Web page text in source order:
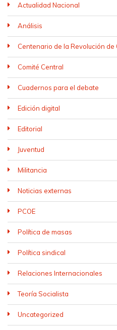
Actualidad Nacional
Análisis
Centenario de la Revolución de
Comité Central
Cuadernos para el debate
Edición digital
Editorial
Juventud
Militancia
Noticias externas
PCOE
Política de masas
Política sindical
Relaciones Internacionales
Teoría Socialista
Uncategorized